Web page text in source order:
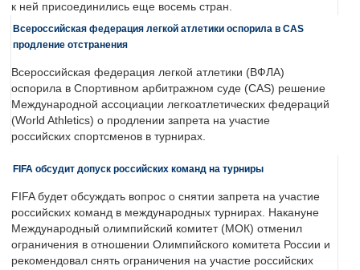
к ней присоединились еще восемь стран.
Всероссийская федерация легкой атлетики оспорила в CAS
продление отстранения
Всероссийская федерация легкой атлетики (ВФЛА)
оспорила в Спортивном арбитражном суде (CAS) решение
Международной ассоциации легкоатлетических федераций
(World Athletics) о продлении запрета на участие
российских спортсменов в турнирах.
FIFA обсудит допуск российских команд на турниры
FIFA будет обсуждать вопрос о снятии запрета на участие
российских команд в международных турнирах. Накануне
Международный олимпийский комитет (МОК) отменил
ограничения в отношении Олимпийского комитета России и
рекомендовал снять ограничения на участие российских